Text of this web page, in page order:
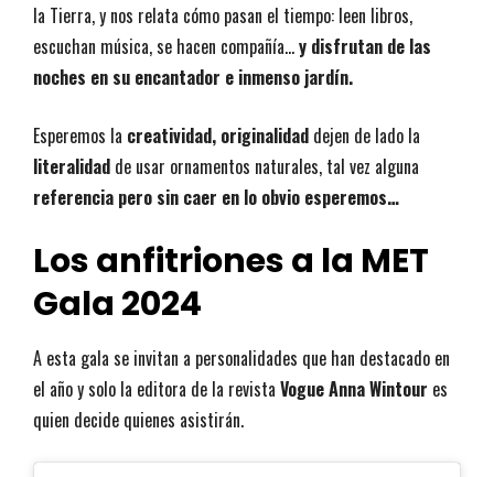
la Tierra, y nos relata cómo pasan el tiempo: leen libros,
escuchan música, se hacen compañía…y disfrutan de las
noches en su encantador e inmenso jardín.
Esperemos la creatividad, originalidad dejen de lado la
literalidad de usar ornamentos naturales, tal vez alguna
referencia pero sin caer en lo obvio esperemos…
Los anfitriones a la MET
Gala 2024
A esta gala se invitan a personalidades que han destacado en
el año y solo la editora de la revista Vogue Anna Wintour es
quien decide quienes asistirán.